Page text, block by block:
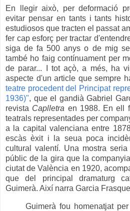
En llegir això, per deformació
evitar pensar en tants i tants
estudiosos que tracten el passat
fer cap esforç per tractar
siga de fa 500 anys o de mig
també ho faig contínuament per
de parar... I tot açò, a més, ha
aspecte d'un article que sempre
teatre procedent del Principat
1936)", queel gandià Gabriel
revista Caplletra en 1988. En ell
teatrals representades per
a la capital valenciana entre
escàs èxit i la seua poca
cultural valentí. Una mostra
públic de la gira que la
ciutat de València en 1920,
que del principal dramaturg
Guimerà. Així narra Garcia
Guimerà fou homenatjat